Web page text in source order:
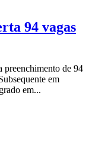
94 vagas
preenchimento de 94
em
em...